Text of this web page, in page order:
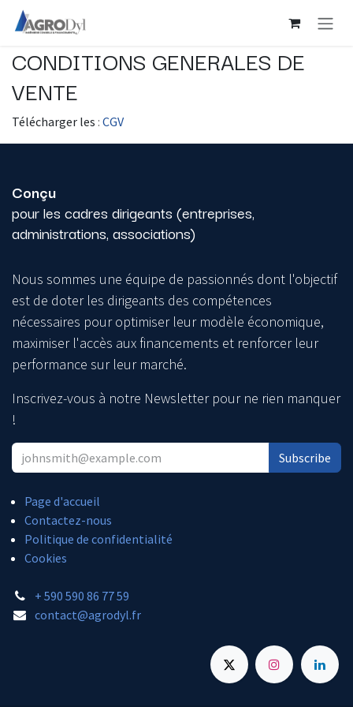
Se rendre au contenu
CONDITIONS GENERALES DE
VENTE
Télécharger les : CGV
Conçu
pour les cadres dirigeants (entreprises,
administrations, associations)
Nous sommes une équipe de passionnés dont l'objectif
est de doter les dirigeants des compétences
nécessaires pour optimiser leur modèle économique,
maximiser l'accès aux financements et renforcer leur
performance sur leur marché.
Inscrivez-vous à notre Newsletter pour ne rien manquer
!
Subscribe
Page d'accueil
Contactez-nous
Politique de confidentialité
Cookies
+ 590 590 86 77 59
contact@agrodyl.fr